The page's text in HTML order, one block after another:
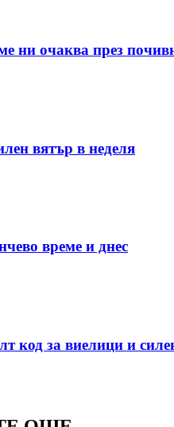
ни очаква през
вятър в неделя
време и днес
код за виелици и